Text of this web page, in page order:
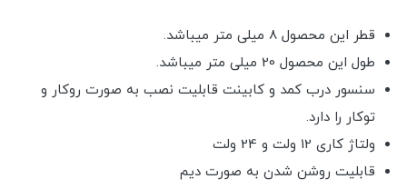
قطر این محصول 8 میلی متر میباشد.
طول این محصول 20 میلی متر میباشد.
سنسور درب کمد و کابینت قابلیت نصب به صورت روکار و
توکار را دارد.
ولتاژ کاری 12 ولت و 24 ولت
قابلیت روشن شدن به صورت دیم